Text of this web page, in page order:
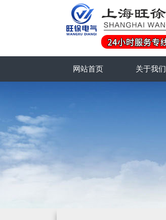
网站首页 关于我们